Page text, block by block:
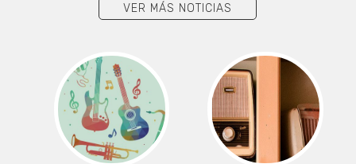
VER MÁS NOTICIAS